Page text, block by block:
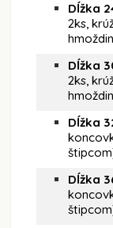
Dĺžka
2ks,
Dĺžka
2ks,
Dĺžka
Dĺžka